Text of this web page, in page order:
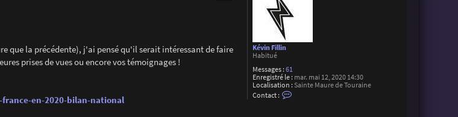
Kévin Fillin
Habitué
Messages : 61
Enregistré le : mar. mai 12, 2020 14:30
Localisation : Sainte Maure de Touraine
Contact :
que la précédente), j'ai pensé qu'il serait intéressant de faire
prises de vues ou encore vos témoignages !
en-2020-bilan-national